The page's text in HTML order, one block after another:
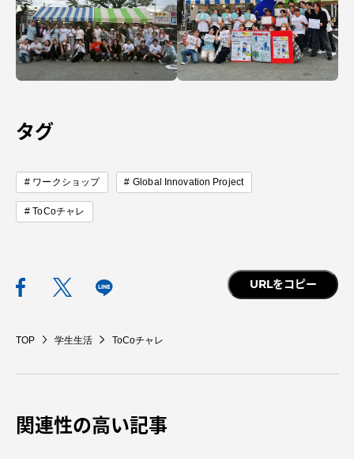
タグ
ワークショップ Global Innovation Project
ToCoチャレ
URLをコピー
TOP 学生生活 ToCoチャレ
関連性の高い記事
ニュースリリース
認証評価
教育研究上の目的及び養成する人材像と３つの
資料請求